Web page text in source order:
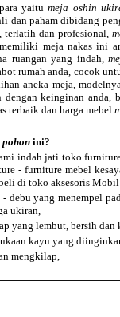
yaitumeja oshin
dan paham dibidang
terlatih dan profesional,
meja nakas ini
ruangan yang indah,
rumah anda, cocok
aneka meja,
keinginan anda,
terbaik dan harga mebel
ini?
indah jati toko
- furniture mebel
di toko aksesoris
debu yang menempel
ukiran,
yang lembut, bersih dan
kayu yang
mengkilap,